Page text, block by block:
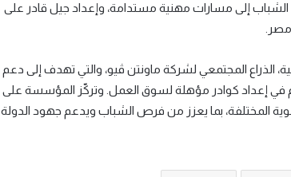
الشباب إلى مسارات مهنية مستدامة، وإعداد جيل قادر على
مصر.
الذراع المجتمعي لشركة ماونتن ڤيو، والتي تهدف إلى دعم
في إعداد كوادر مؤهلة لسوق العمل. وتركّز المؤسسة على
المختلفة، بما يعزز من فرص الشباب ويدعم جهود الدولة